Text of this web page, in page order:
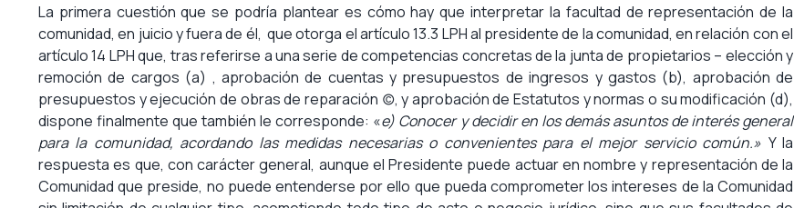
La primera cuestión que se podría plantear es cómo hay que interpretar la facultad de representación de la
comunidad, en juicio y fuera de él, que otorga el artículo 13.3 LPH al presidente de la comunidad, en relación con el
artículo 14 LPH que, tras referirse a una serie de competencias concretas de la junta de propietarios – elección y
remoción de cargos (a) , aprobación de cuentas y presupuestos de ingresos y gastos (b), aprobación de
presupuestos y ejecución de obras de reparación (c), y aprobación de Estatutos y normas o su modificación (d),
dispone finalmente que también le corresponde: «e) Conocer y decidir en los demás asuntos de interés general
para la comunidad, acordando las medidas necesarias o convenientes para el mejor servicio común.» Y la
respuesta es que, con carácter general, aunque el Presidente puede actuar en nombre y representación de la
Comunidad que preside, no puede entenderse por ello que pueda comprometer los intereses de la Comunidad